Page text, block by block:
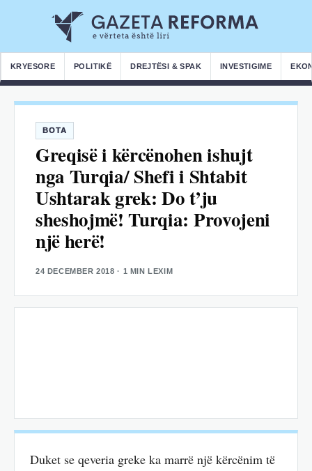
KRYESORE POLITIKË DREJTËSI & SPAK INVESTIGIME
BOTA
Greqisë i kërcënohen ishujt
nga Turqia/ Shefi i Shtabit
Ushtarak grek: Do t’ju
sheshojmë! Turqia: Provojeni
një herë!
24 DECEMBER 2018 · 1 MIN LEXIM
Duket se qeveria greke ka marrë një kërcënim të